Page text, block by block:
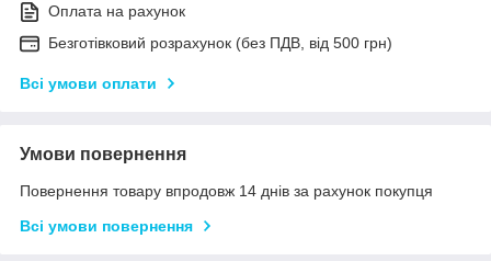
Оплата на рахунок
Безготівковий розрахунок (без ПДВ, від 500 грн)
Всі умови оплати
Умови повернення
Повернення товару впродовж 14 днів за рахунок покупця
Всі умови повернення